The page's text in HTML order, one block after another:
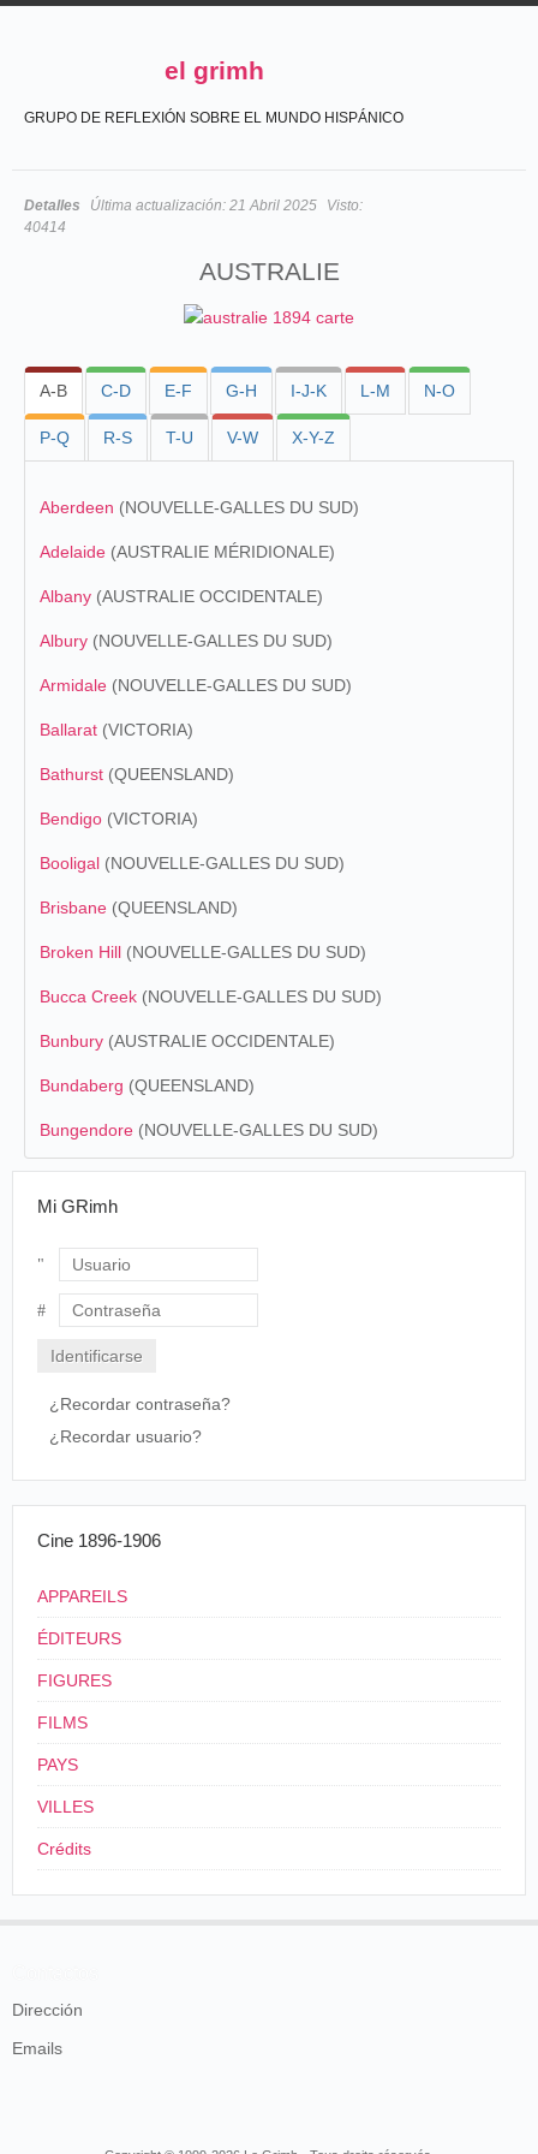
el grimh
GRUPO DE REFLEXIÓN SOBRE EL MUNDO HISPÁNICO
Detalles Última actualización: 21 Abril 2025
Visto:
40414
AUSTRALIE
A-B C-D E-F G-H I-J-K L-M N-O
P-Q R-S T-U V-W X-Y-Z
Aberdeen (NOUVELLE-GALLES DU SUD)
Adelaide (AUSTRALIE MÉRIDIONALE)
Albany (AUSTRALIE OCCIDENTALE)
Albury (NOUVELLE-GALLES DU SUD)
Armidale (NOUVELLE-GALLES DU SUD)
Ballarat (VICTORIA)
Bathurst (QUEENSLAND)
Bendigo (VICTORIA)
Booligal (NOUVELLE-GALLES DU SUD)
Brisbane (QUEENSLAND)
Broken Hill (NOUVELLE-GALLES DU SUD)
Bucca Creek (NOUVELLE-GALLES DU SUD)
Bunbury (AUSTRALIE OCCIDENTALE)
Bundaberg (QUEENSLAND)
Bungendore (NOUVELLE-GALLES DU SUD)
Mi GRimh
Usuario
¿Recordar contraseña?
¿Recordar usuario?
Cine 1896-1906
APPAREILS
ÉDITEURS
FIGURES
FILMS
PAYS
VILLES
Crédits
Dirección
Emails